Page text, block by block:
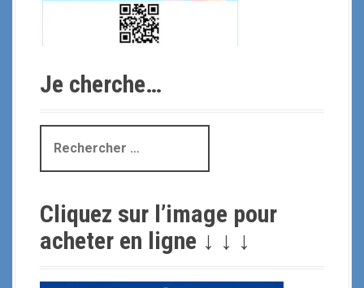
Je cherche…
c
e
c
Cliquez sur l’image pour
acheter en ligne ↓ ↓ ↓